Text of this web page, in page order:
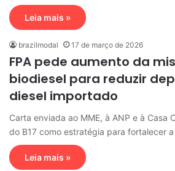
Leia mais »
brazilmodal 17 de março de 2026
FPA pede aumento da
biodiesel para reduzir
diesel importado
Carta enviada ao MME, à ANP e à Casa
do B17 como estratégia para fortalecer
Leia mais »